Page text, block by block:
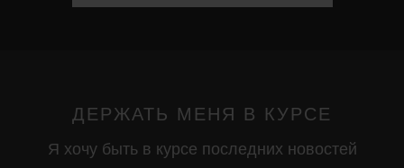
ДЕРЖАТЬ МЕНЯ В КУРСЕ
Я хочу быть в курсе последних новостей